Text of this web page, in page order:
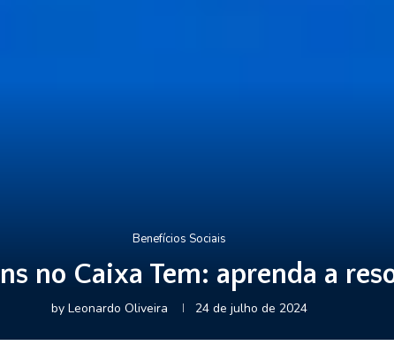
Benefícios Sociais
no Caixa Tem: aprenda a
by Leonardo Oliveira 24 de julho de 2024